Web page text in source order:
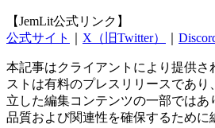
【JemLit公式リンク】
公式サイト
X（旧Twitter）
本記事はクライアントにより提供さ
ストは有料のプレスリリースであり
立した編集コンテンツの一部ではあ
品質および関連性を確保するために